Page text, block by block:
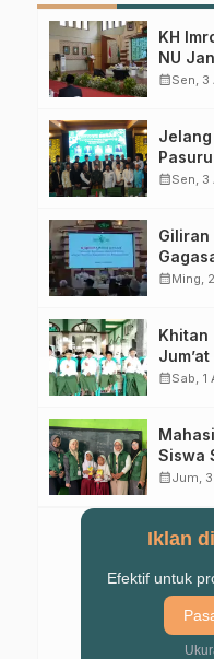
KH
NU
calendar_monthSen, 3
Jelang
calendar_monthSen, 3
Giliran
Forum
calendar_monthMing,
Khitan
calendar_monthSab, 1
Mahasiswa UNU
Siswa
Kuasai
calendar_monthJum,
Iklan
Efektif untuk